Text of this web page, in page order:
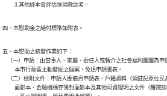
          3.其他經本會評估亟須救助者。
四、本慰助金之給付標準如附表。
五、本慰助之核發作業如下：
（一）申請：由當事人、家屬、委任人或轉介之社會福利團體為
          本市行政區主動發掘之個案，免填申請書表。
（二）檢附文件：申請人應備齊申請表、戶籍資料（須註記原住
面影本、金融機構存簿封面影本及其他可資證明之文件（醫院